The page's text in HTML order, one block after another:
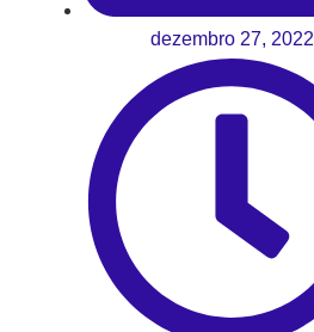
dezembro 27, 2022